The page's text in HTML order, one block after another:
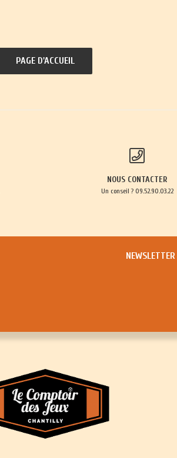
NOUS CONTACTER
Un conseil ? 09.52.90.03.22
NEWSLETTER